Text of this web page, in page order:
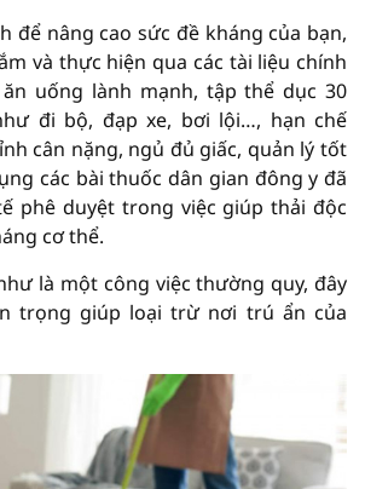
để nâng cao sức đề kháng của bạn,
và thực hiện qua các tài liệu chính
uống lành mạnh, tập thể dục 30
đi bộ, đạp xe, bơi lội…, hạn chế
cân nặng, ngủ đủ giấc, quản lý tốt
các bài thuốc dân gian đông y đã
phê duyệt trong việc giúp thải độc
cơ thể.
là một công việc thường quy, đây
trọng giúp loại trừ nơi trú ẩn của